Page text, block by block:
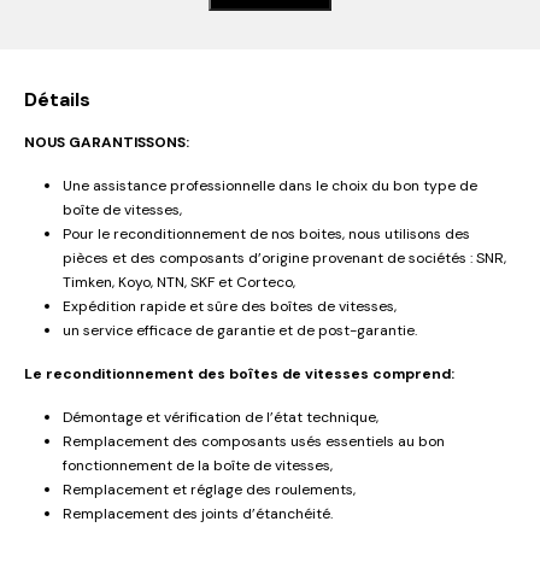
Détails
NOUS GARANTISSONS:
Une assistance professionnelle dans le choix du bon type de
boîte de vitesses,
Pour le reconditionnement de nos boites, nous utilisons des
pièces et des composants d’origine provenant de sociétés : SNR,
Timken, Koyo, NTN, SKF et Corteco,
Expédition rapide et sûre des boîtes de vitesses,
un service efficace de garantie et de post-garantie.
Le reconditionnement des boîtes de vitesses comprend:
Démontage et vérification de l’état technique,
Remplacement des composants usés essentiels au bon
fonctionnement de la boîte de vitesses,
Remplacement et réglage des roulements,
Remplacement des joints d’étanchéité.